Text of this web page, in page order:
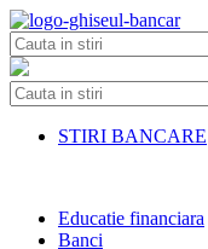
Skip
to
content
STIRI BANCARE
Educatie financiara
Banci